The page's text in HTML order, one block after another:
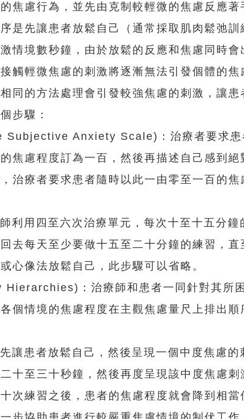
焦慮行為，並先由克制較輕微的焦慮反應著
是先讓患者放鬆自己（通常採取肌肉鬆弛訓
情境數秒鐘，由於放鬆的反應和焦慮同時會
觸輕微焦慮的刺激將逐漸無法引發個體的焦
同的方法處理會引發較強焦慮的刺激，讓患
步驟：
Anxiety Scale)：治療者要求患
焦慮程度訂為一百，然後再描述自己感到絕
治療者要求患者隨時以此一由零至一百的焦
用四至六次治療單元，每次十至十五分鐘
去每天至少要做十五至二十分鐘的練習，直
心像法放鬆自己，此步驟可以省略。
：治療師和患者一同針對其所困
個情境的焦慮程度在主觀焦慮量尺上排出順
患者放鬆自己，然後呈現一個中度焦慮的
十至三十秒鐘，然後再度呈現該中度焦慮刺
次練習之後，患者的焦慮程度就會降到相當